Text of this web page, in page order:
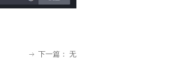
ꁹ 下一篇： 无